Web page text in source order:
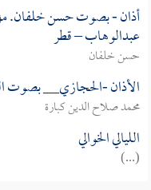
أذان - بصوت حسن خلفان.
عبدالوهاب – قطر
حسن خلفان
الأذان -الحجازي__ بصوت
محمد صلاح الدين كبارة
الليالي الخوالي
(...)